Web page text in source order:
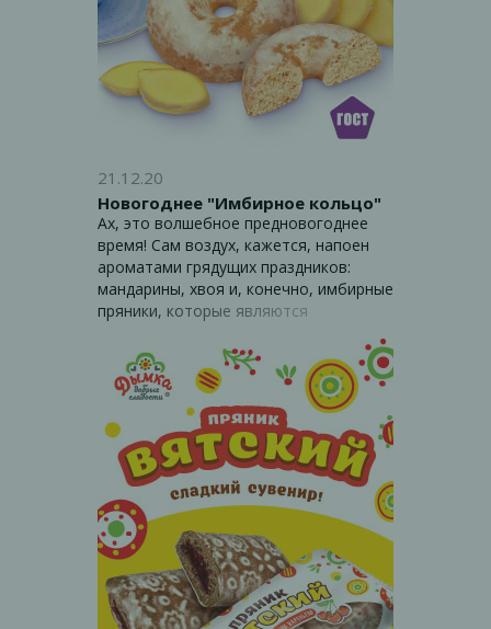
21.12.20
Новогоднее "Имбирное кольцо"
Ах, это волшебное предновогоднее
время! Сам воздух, кажется, напоен
ароматами грядущих праздников:
мандарины, хвоя и, конечно, имбирные
пряники, которые являются
угощением. Аромат и вкус корицы и
имбиря дарит ощущение предстоящей
сказки и воплощения загаданных
желаний. Мы взяли все лучшее от
традиционной рецептуры пряников и
создали вкуснейшее «Имбирное
кольцо» - пряники с натуральным
имбирем и без пальмового масла.
Такие пряники станут лучшим
дополнением теплых семейных
вечеров или отличным подарком для
гостей во время визитов на
новогодних каникулах